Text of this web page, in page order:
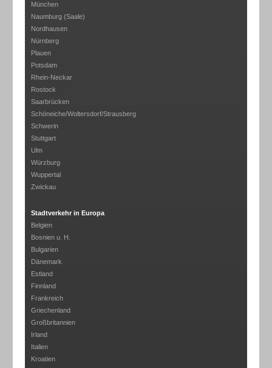
München
Naumburg (Saale)
Nordhausen
Nürnberg
Plauen
Potsdam
Rhein-Neckar
Rostock
Saarbrücken
Schöneiche/Woltersdorf/Strausberg
Schwerin
Stuttgart
Ulm
Würzburg
Wuppertal
Zwickau
Stadtverkehr in Europa
Belgien
Bosnien u. H.
Bulgarien
Dänemark
Estland
Finnland
Frankreich
Griechenland
Großbritannien
Irland
Italien
Kroatien